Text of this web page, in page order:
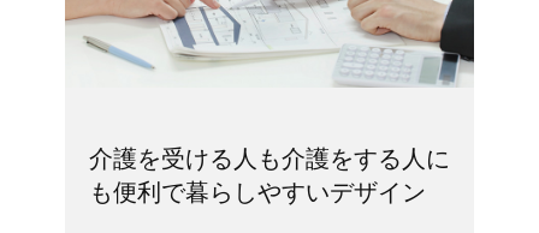
介護を受ける人も介護をする人に
も便利で暮らしやすいデザイン